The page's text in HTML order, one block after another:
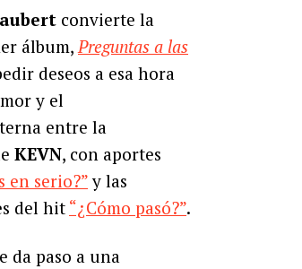
convierte la
álbum,Preguntas a las
deseos a esa hora
y el
entre la
KEVN, con aportes
en serio?”y las
del hit“¿Cómo pasó?”.
da paso a una